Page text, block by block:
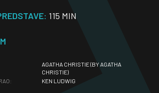
115 MIN
AGATHA CHRISTIE (BY AGATHA
CHRISTIE)
KEN LUDWIG